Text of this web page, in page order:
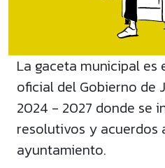
La gaceta municipal
oficial del Gobierno de
2024 - 2027 donde se
resolutivos y acuerdos
ayuntamiento.